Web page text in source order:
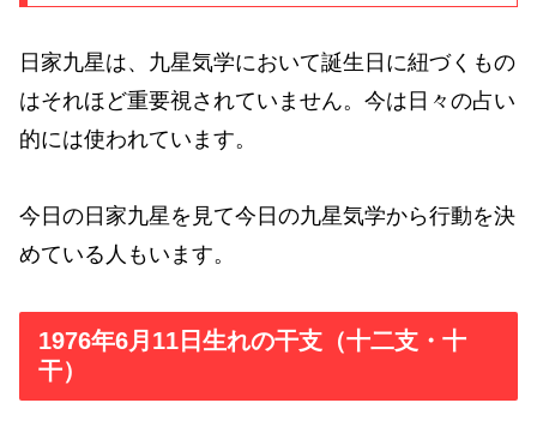
日家九星は、九星気学において誕生日に紐づくもの
はそれほど重要視されていません。今は日々の占い
的には使われています。
今日の日家九星を見て今日の九星気学から行動を決
めている人もいます。
1976年6月11日生れの干支（十二支・十
干）